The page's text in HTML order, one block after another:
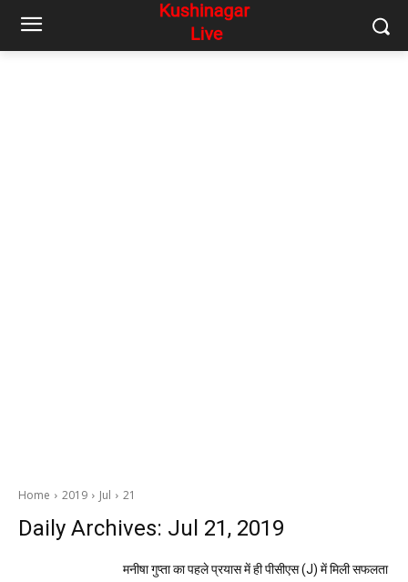
Home 2019 Jul 21
Daily Archives: Jul 21, 2019
मनीषा गुप्ता का पहले प्रयास में ही पीसीएस (J) में मिली सफलता